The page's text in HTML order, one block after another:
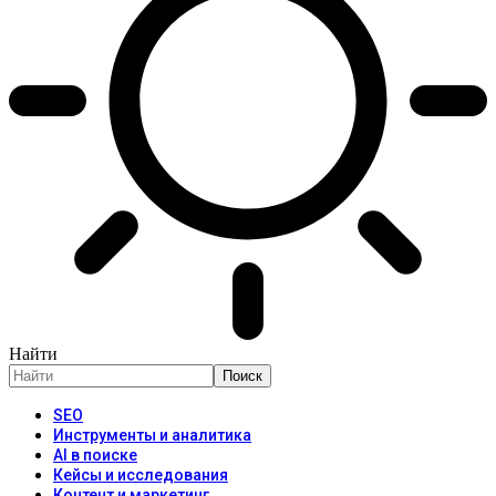
Найти
SEO
Инструменты и аналитика
AI в поиске
Кейсы и исследования